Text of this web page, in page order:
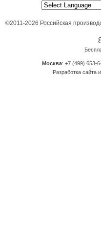
©2011-2026 Российская
Москва: +7 (499) 653-
Разработка сайта